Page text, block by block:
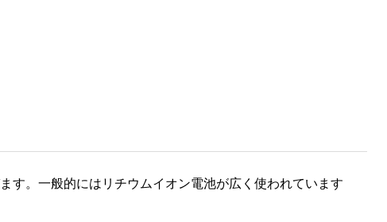
す。一般的にはリチウムイオン電池が広く使われています